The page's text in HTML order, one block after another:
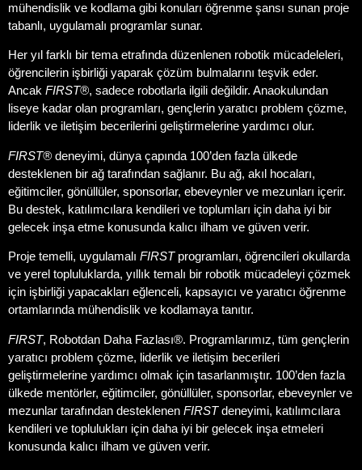
mühendislik ve kodlama gibi konuları öğrenme şansı sunan proje
tabanlı, uygulamalı programlar sunar.
Her yıl farklı bir tema etrafında düzenlenen robotik mücadeleleri,
öğrencilerin işbirliği yaparak çözüm bulmalarını teşvik eder.
Ancak FIRST®, sadece robotlarla ilgili değildir. Anaokulundan
liseye kadar olan programları, gençlerin yaratıcı problem çözme,
liderlik ve iletişim becerilerini geliştirmelerine yardımcı olur.
FIRST® deneyimi, dünya çapında 100’den fazla ülkede
desteklenen bir ağ tarafından sağlanır. Bu ağ, akıl hocaları,
eğitimciler, gönüllüler, sponsorlar, ebeveynler ve mezunları içerir.
Bu destek, katılımcılara kendileri ve toplumları için daha iyi bir
gelecek inşa etme konusunda kalıcı ilham ve güven verir.
Proje temelli, uygulamalı FIRSTprogramları, öğrencileri okullarda
ve yerel topluluklarda, yıllık temalı bir robotik mücadeleyi çözmek
için işbirliği yapacakları eğlenceli, kapsayıcı ve yaratıcı öğrenme
ortamlarında mühendislik ve kodlamaya tanıtır.
FIRST, Robotdan Daha Fazlası®. Programlarımız, tüm gençlerin
yaratıcı problem çözme, liderlik ve iletişim becerileri
geliştirmelerine yardımcı olmak için tasarlanmıştır. 100’den fazla
ülkede mentörler, eğitimciler, gönüllüler, sponsorlar, ebeveynler ve
mezunlar tarafından desteklenen FIRSTdeneyimi, katılımcılara
kendileri ve toplulukları için daha iyi bir gelecek inşa etmeleri
konusunda kalıcı ilham ve güven verir.